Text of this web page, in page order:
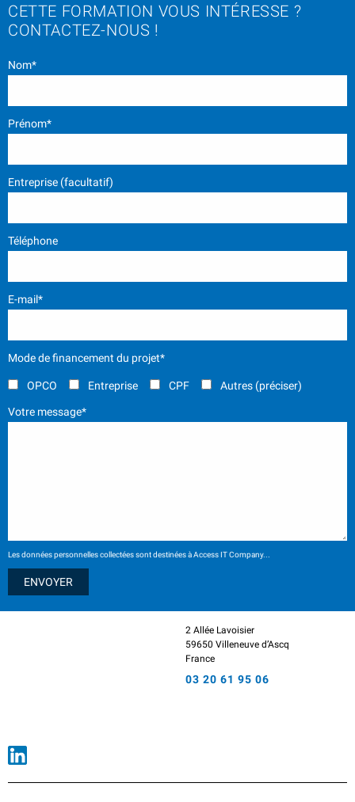
CETTE FORMATION VOUS INTÉRESSE ?
CONTACTEZ-NOUS !
Nom*
Prénom*
Entreprise (facultatif)
Téléphone
E-mail*
Mode de financement du projet*
OPCO Entreprise CPF Autres (préciser)
Votre message*
Les données personnelles collectées sont destinées à Access IT Company...
2 Allée Lavoisier
59650 Villeneuve d’Ascq
France
03 20 61 95 06